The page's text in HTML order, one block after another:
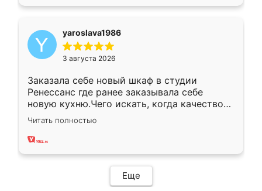
yaroslava1986
3 августа 2026
Заказала себе новый шкаф в студии
Ренессанс где ранее заказывала себе
новую кухню.Чего искать, когда качеством
вполне довольна. Служит кухня уже почти
два года, нареканий нет.
Читать полностью
Еще